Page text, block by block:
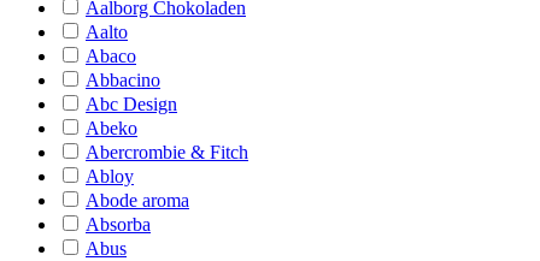
Aalborg Chokoladen
Aalto
Abaco
Abbacino
Abc Design
Abeko
Abercrombie & Fitch
Abloy
Abode aroma
Absorba
Abus